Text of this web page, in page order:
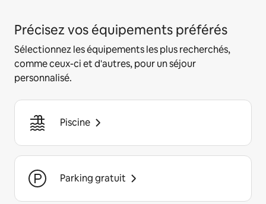
Précisez vos équipements préférés
Sélectionnez les équipements les plus recherchés,
comme ceux-ci et d'autres, pour un séjour
personnalisé.
Piscine
Parking gratuit